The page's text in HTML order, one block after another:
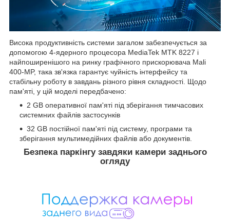
Висока продуктивність системи загалом забезпечується за
допомогою 4-ядерного процесора MediaTek MTK 8227 і
найпоширенішого на ринку графічного прискорювача Mali
400-MP, така зв'язка гарантує чуйність інтерфейсу та
стабільну роботу в завдань різного рівня складності. Щодо
пам'яті, у цій моделі передбачено:
2 GB оперативної пам'яті під зберігання тимчасових
системних файлів застосунків
32 GB постійної пам'яті під систему, програми та
зберігання мультимедійних файлів або документів.
Безпека паркінгу завдяки камери заднього
огляду